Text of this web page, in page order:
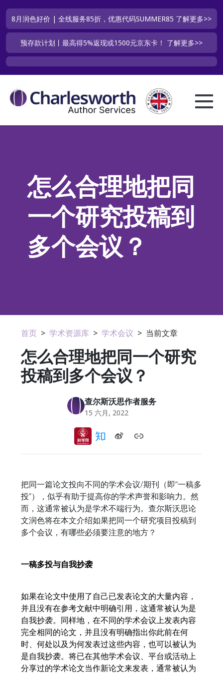
8月润色好价 | 全线服务85折，优惠代码SUMMER85 了解更多>>
预存款计划丨最高得5%返现或1500元京东卡！ 了解更多>>
怎么合理地把同
一个研究投稿到
多个会议？
首页 > 学术资源库 > 学术会议 > 当前文章
怎么合理地把同一个研究
投稿到多个会议？
查尔斯沃思作者服务
15 六月, 2022
把同一篇论文投向不同的学术会议/期刊（即“一稿多
投”），似乎有助于提高你的学术声誉和影响力。然
而，这通常被认为是学术不端行为。查尔斯沃思论
文润色将在本文介绍如果把同一个研究项目投稿到
多个会议，有哪些必须要注意的地方？
一稿多投与自我抄袭
如果在论文中使用了自己已发表论文的大量内容，
并且没有在参考文献中明确引用，这通常被认为是
自我抄袭。同样地，在不同的学术会议上发表内容
完全相同的论文，并且没有明确指出你此前在何
时、何处以及为何发表过这些内容，也可以被认为
是自我抄袭。将已在其他学术会议、平台或活动上
分享过的学术论文当作新论文来发表，通常被认为